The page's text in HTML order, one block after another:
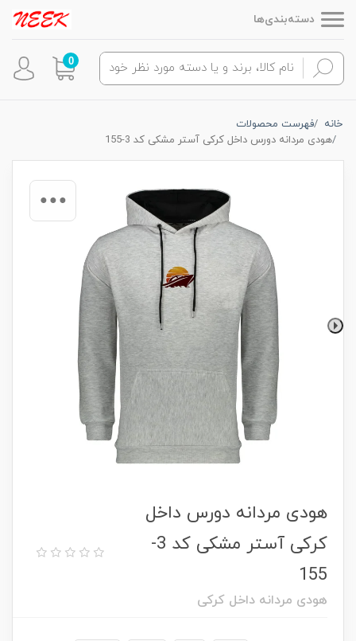
دسته‌بندی‌ها
0
خانه
فهرست محصولات
هودی مردانه دورس داخل کرکی آستر مشکی کد 3-155
هودی مردانه دورس داخل
کرکی آستر مشکی کد 3-
155
هودی مردانه داخل کرکی